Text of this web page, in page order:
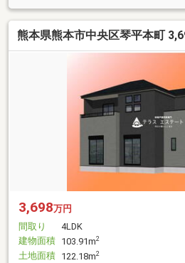
熊本県熊本市中央区琴平本町
3,698万円
間取り
4LDK
建物面積 103.91m2
土地面積 122.18m2